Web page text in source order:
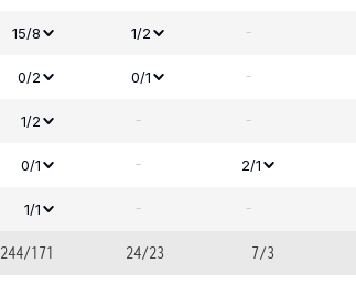
15/8 1/2 -
0/2 0/1 -
1/2 - -
0/1 - 2/1
1/1 - -
244/171 24/23 7/3